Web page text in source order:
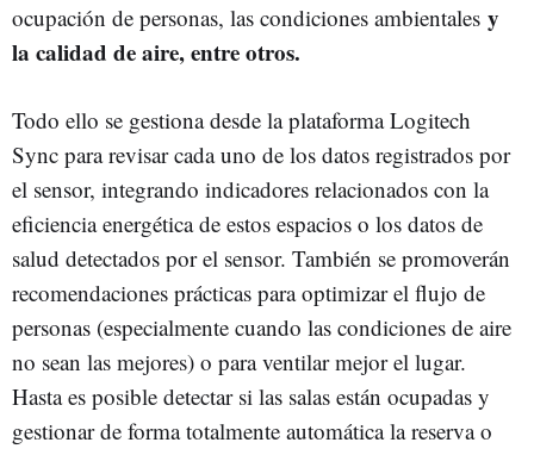
ocupación de personas, las condiciones ambientales y
la calidad de aire, entre otros.
Todo ello se gestiona desde la plataforma Logitech
Sync para revisar cada uno de los datos registrados por
el sensor, integrando indicadores relacionados con la
eficiencia energética de estos espacios o los datos de
salud detectados por el sensor. También se promoverán
recomendaciones prácticas para optimizar el flujo de
personas (especialmente cuando las condiciones de aire
no sean las mejores) o para ventilar mejor el lugar.
Hasta es posible detectar si las salas están ocupadas y
gestionar de forma totalmente automática la reserva o